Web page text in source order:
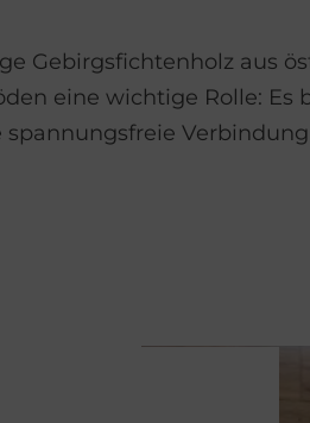
Gebirgsfichtenholz aus
eine wichtige Rolle: